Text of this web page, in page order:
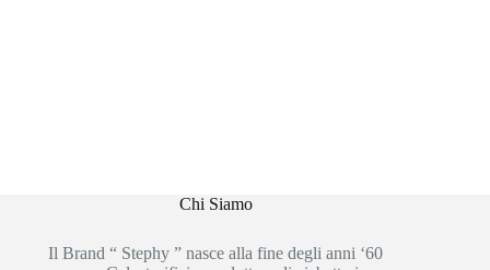
Chi Siamo
Il Brand “ Stephy ” nasce alla fine degli anni ‘60